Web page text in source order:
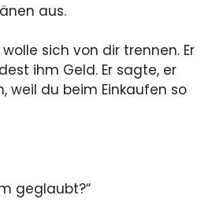
aus.
wolle sich von dir trennen. Er
ihm Geld. Er sagte, er
weil du beim Einkaufen so
geglaubt?“